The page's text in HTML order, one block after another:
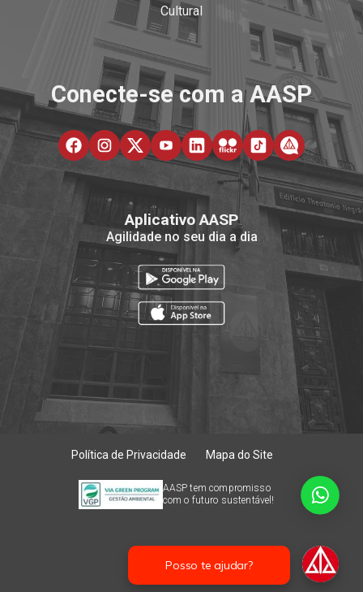
Cultural
Conecte-se com a AASP
Aplicativo AASP
Agilidade no seu dia a dia
Política de Privacidade Mapa do Site
AASP tem compromisso
com o futuro sustentável!